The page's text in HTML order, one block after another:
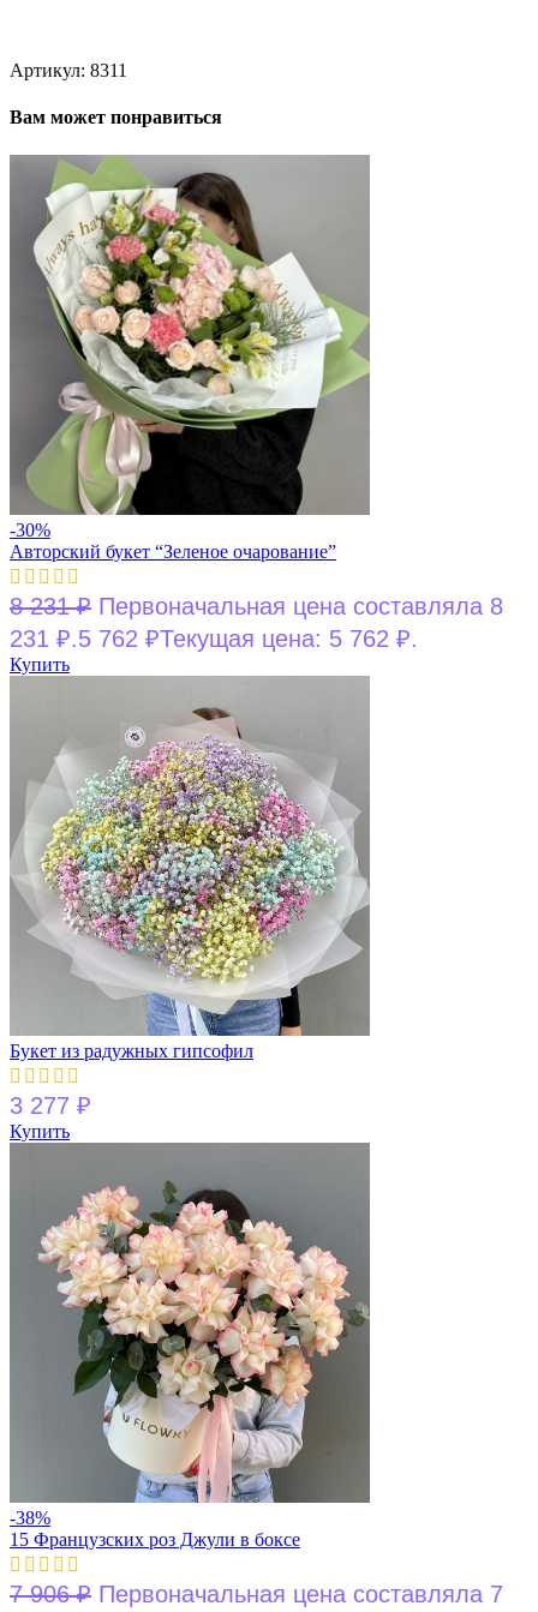
Артикул: 8311
Вам может понравиться
-30%
Авторский букет “Зеленое очарование”
8 231₽ Первоначальная цена составляла 8
231 ₽.5 762 ₽Текущая цена: 5 762 ₽.
Купить
Букет из радужных гипсофил
3 277 ₽
Купить
-38%
15 Французских роз Джули в боксе
7 906₽ Первоначальная цена составляла 7